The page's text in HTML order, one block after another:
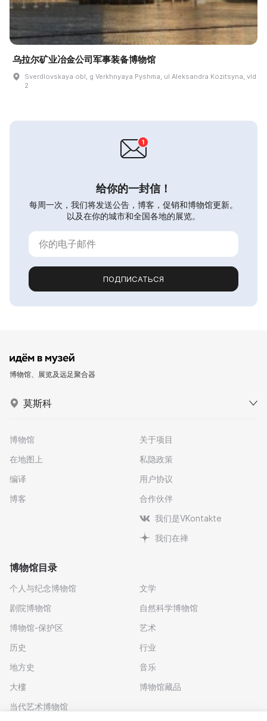
乌拉尔矿业冶金公司军事装备博物馆
Sverdlovskaya obl, g Verkhnyaya Pyshma, ul Aleksandra Kozitsyna, vld
2
给你的一封信！
每周一次，我们将发送公告，博客，促销和博物馆更新。
以及在你的城市和全国各地的展览。
ПОДПИСАТЬСЯ
博物馆、展览及远足聚合器
莫斯科
博物馆
在地图上
编译
博客
关于项目
私隐政策
用户协议
合作伙伴
我们是VKontakte
我们在禅
博物馆目录
个人与纪念博物馆
剧院博物馆
博物馆-保护区
历史
地方史
大樓
当代艺术博物馆
文学
自然科学博物馆
艺术
行业
音乐
博物馆藏品